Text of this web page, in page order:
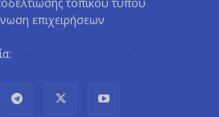
τοπικού τύπου
επιχειρήσεων